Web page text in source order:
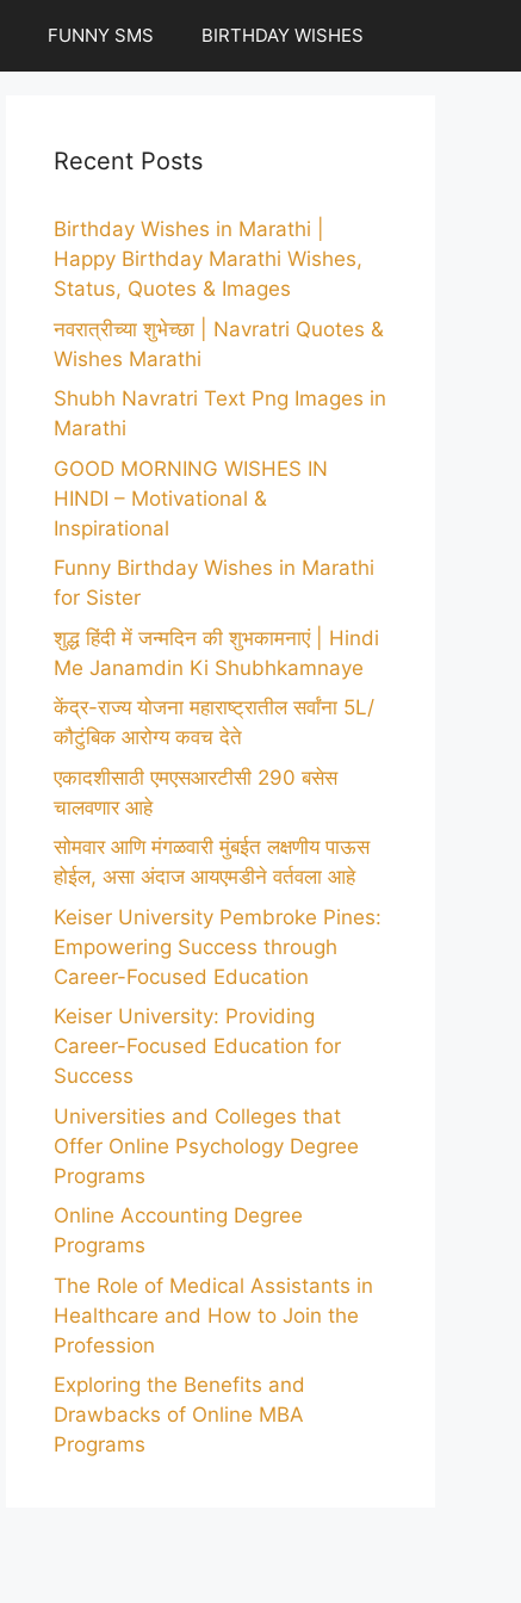
FUNNY SMS BIRTHDAY WISHES
Recent Posts
Birthday Wishes in Marathi |
Happy Birthday Marathi Wishes,
Status, Quotes & Images
नवरात्रीच्या शुभेच्छा | Navratri Quotes &
Wishes Marathi
Shubh Navratri Text Png Images in
Marathi
GOOD MORNING WISHES IN
HINDI – Motivational &
Inspirational
Funny Birthday Wishes in Marathi
for Sister
शुद्ध हिंदी में जन्मदिन की शुभकामनाएं | Hindi
Me Janamdin Ki Shubhkamnaye
केंद्र-राज्य योजना महाराष्ट्रातील सर्वांना 5L/
कौटुंबिक आरोग्य कवच देते
एकादशीसाठी एमएसआरटीसी 290 बसेस
चालवणार आहे
सोमवार आणि मंगळवारी मुंबईत लक्षणीय पाऊस
होईल, असा अंदाज आयएमडीने वर्तवला आहे
Keiser University Pembroke Pines:
Empowering Success through
Career-Focused Education
Keiser University: Providing
Career-Focused Education for
Success
Universities and Colleges that
Offer Online Psychology Degree
Programs
Online Accounting Degree
Programs
The Role of Medical Assistants in
Healthcare and How to Join the
Profession
Exploring the Benefits and
Drawbacks of Online MBA
Programs